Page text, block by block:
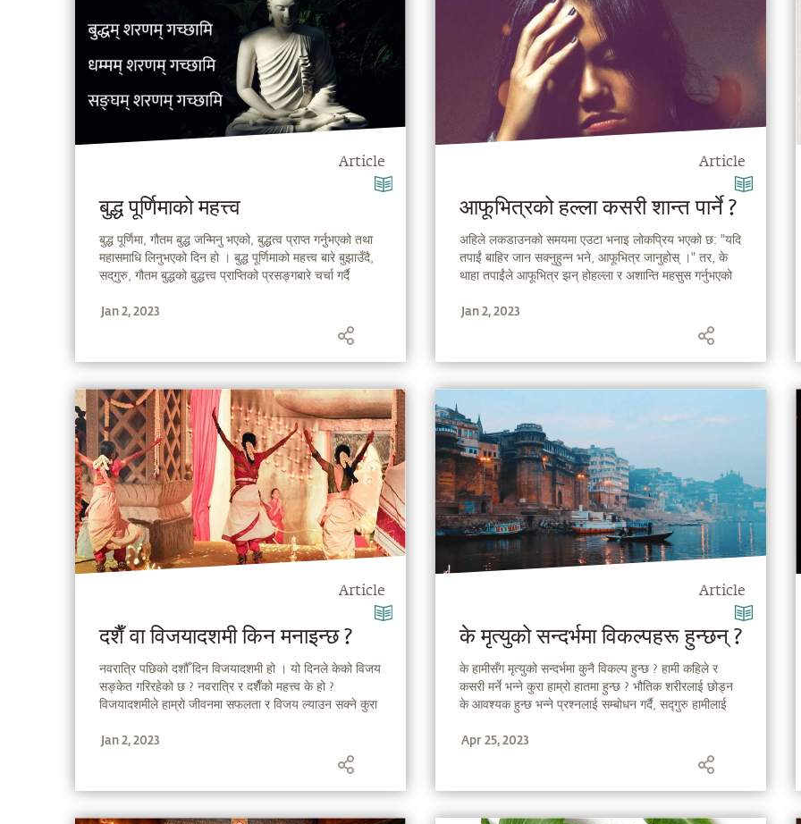
Article
बुद्ध पूर्णिमाको महत्त्व
बुद्ध पूर्णिमा, गौतम बुद्ध जन्मिनु भएको, बुद्धत्व प्राप्त गर्नुभएको तथा
महासमाधि लिनुभएको दिन हो । बुद्ध पूर्णिमाको महत्त्व बारे बुझाउँदै,
सद्‌गुरु, गौतम बुद्धको बुद्धत्त्व प्राप्तिको प्रसङ्गबारे चर्चा गर्दै
Jan 2, 2023
Article
दशैँ वा विजयादशमी किन मनाइन्छ ?
नवरात्रि पछिको दशौँ दिन विजयादशमी हो । यो दिनले केको विजय
सङ्केत गरिरहेको छ ? नवरात्रि र दशैँको महत्त्व के हो ?
विजयादशमीले हाम्रो जीवनमा सफलता र विजय ल्याउन सक्ने कुरा
बताउँदै हुनुहुन्छ ।
Jan 2, 2023
Article
आफूभित्रको हल्ला कसरी शान्त पार्ने ?
अहिले लकडाउनको समयमा एउटा भनाइ लोकप्रिय भएको छ: "यदि
तपाईं बाहिर जान सक्नुहुन्न भने, आफूभित्र जानुहोस् ।" तर, के
थाहा तपाईंले आफूभित्र झन् होहल्ला र अशान्ति महसुस गर्नुभएको
आफ्ना विचार-प्रक्रियाहरूलाई सम्हाल्ने प्रभावकारी एवं शक्तिशाली
Jan 2, 2023
Article
के मृत्युको सन्दर्भमा विकल्पहरू हुन्छन् ?
के हामीसँग मृत्युको सन्दर्भमा कुनै विकल्प हुन्छ ? हामी कहिले र
कसरी मर्ने भन्ने कुरा हाम्रो हातमा हुन्छ ? भौतिक शरीरलाई छोड्न
के आवश्यक हुन्छ भन्ने प्रश्नलाई सम्बोधन गर्दै, सद्गुरु हामीलाई
गरिरहनु भएको छ ।
Apr 25, 2023